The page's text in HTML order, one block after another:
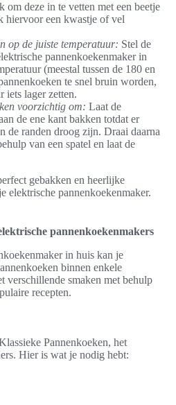
om deze in te vetten met een beetje
hiervoor een kwastje of vel
op de juiste temperatuur: Stel de
pannenkoekenmaker in
(meestal tussen de 180 en
te snel bruin worden,
iets lager zetten.
voorzichtig om: Laat de
de ene kant bakken totdat er
de randen droog zijn. Draai daarna
van een spatel en laat de
gebakken en heerlijke
elektrische pannenkoekenmaker.
pannenkoekenmakers
in huis kan je
binnen enkele
verschillende smaken met behulp
recepten.
Pannenkoeken, het
Hier is wat je nodig hebt: